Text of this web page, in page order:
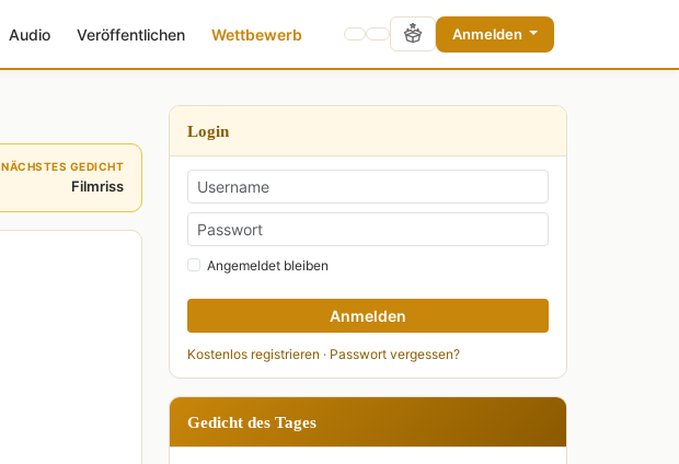
Audio Veröffentlichen Wettbewerb Anmelden
NÄCHSTES GEDICHT
Filmriss
Login
Angemeldet bleiben
Anmelden
Kostenlos registrieren · Passwort vergessen?
Gedicht des Tages